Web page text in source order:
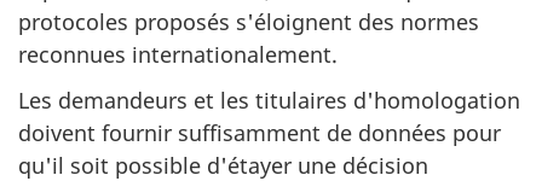
protocoles proposés s'éloignent des normes
reconnues internationalement.
Les demandeurs et les titulaires d'homologation
doivent fournir suffisamment de données pour
qu'il soit possible d'étayer une décision